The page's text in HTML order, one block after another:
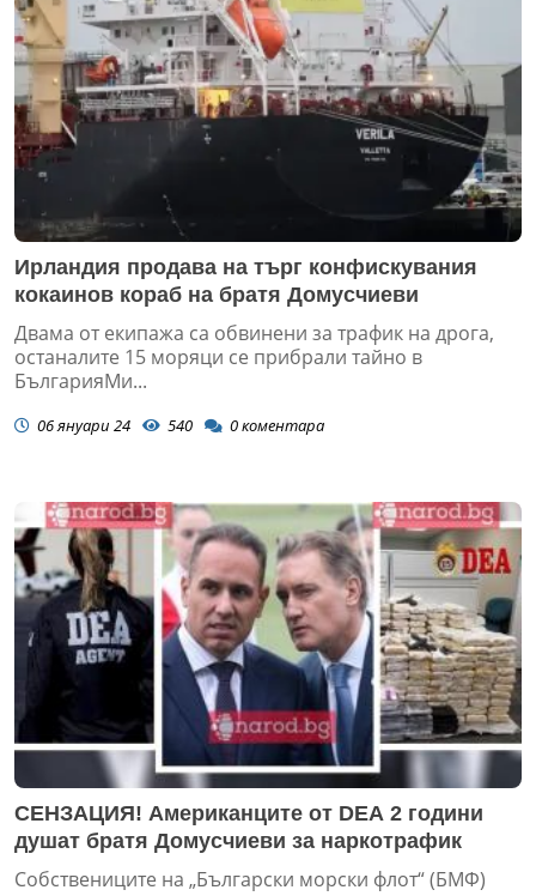
Ирландия продава на търг конфискувания
кокаинов кораб на братя Домусчиеви
Двама от екипажа са обвинени за трафик на дрога,
останалите 15 моряци се прибрали тайно в
БългарияМи...
06 януари 24 540 0коментара
СЕНЗАЦИЯ! Американците от DEA 2 години
душат братя Домусчиеви за наркотрафик
Собствениците на „Български морски флот“ (БМФ)